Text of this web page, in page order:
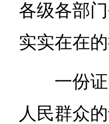
各级各部
实实在在
一份
人民群众